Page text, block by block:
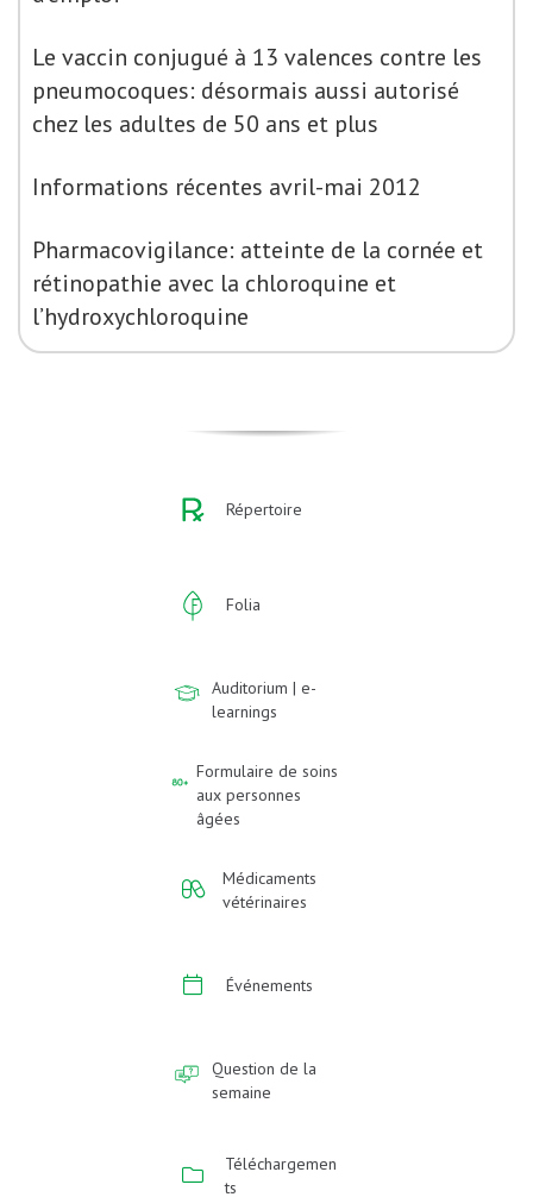
Le vaccin conjugué à 13 valences contre les
pneumocoques: désormais aussi autorisé
chez les adultes de 50 ans et plus
Informations récentes avril-mai 2012
Pharmacovigilance: atteinte de la cornée et
rétinopathie avec la chloroquine et
l’hydroxychloroquine
Répertoire
Folia
Auditorium | e-
learnings
Formulaire de soins
aux personnes
âgées
Médicaments
vétérinaires
Événements
Question de la
semaine
Téléchargemen
ts